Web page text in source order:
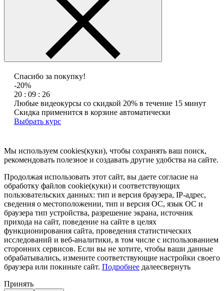
Спасибо за покупку!
-20%
20 : 09 : 26
Любые видеокурсы со скидкой 20% в течение 15 минут
Скидка применится в корзине автоматически
Выбрать курс
Мы используем cookies(куки), чтобы сохранять ваш поиск,
рекомендовать полезное и создавать другие удобства на сайте.
Продолжая использовать этот сайт, вы даете согласие на
обработку файлов cookie(куки) и соответствующих
пользовательских данных: тип и версия браузера, IP-адрес,
сведения о местоположении, тип и версия ОС, язык ОС и
браузера тип устройства, разрешение экрана, источник
прихода на сайт, поведение на сайте в целях
функционирования сайта, проведения статистических
исследований и веб-аналитики, в том числе с использованием
сторонних сервисов. Если вы не хотите, чтобы ваши данные
обрабатывались, измените соответствующие настройки своего
браузера или покиньте сайт. Подробнее далеесвернуть
Принять